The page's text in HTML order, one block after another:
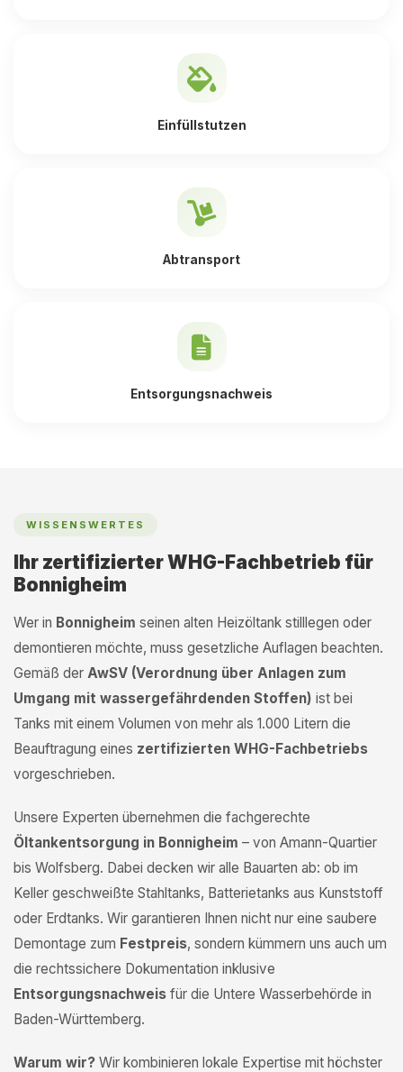
Einfüllstutzen
Abtransport
Entsorgungsnachweis
WISSENSWERTES
Ihr zertifizierter WHG-Fachbetrieb für
Bonnigheim
Wer in Bonnigheim seinen alten Heizöltank stilllegen oder
demontieren möchte, muss gesetzliche Auflagen beachten.
Gemäß der AwSV (Verordnung über Anlagen zum
Umgang mit wassergefährdenden Stoffen) ist bei
Tanks mit einem Volumen von mehr als 1.000 Litern die
Beauftragung eines zertifizierten WHG-Fachbetriebs
vorgeschrieben.
Unsere Experten übernehmen die fachgerechte
Öltankentsorgung in Bonnigheim – von Amann-Quartier
bis Wolfsberg. Dabei decken wir alle Bauarten ab: ob im
Keller geschweißte Stahltanks, Batterietanks aus Kunststoff
oder Erdtanks. Wir garantieren Ihnen nicht nur eine saubere
Demontage zum Festpreis, sondern kümmern uns auch um
die rechtssichere Dokumentation inklusive
Entsorgungsnachweis für die Untere Wasserbehörde in
Baden-Württemberg.
Warum wir? Wir kombinieren lokale Expertise mit höchster